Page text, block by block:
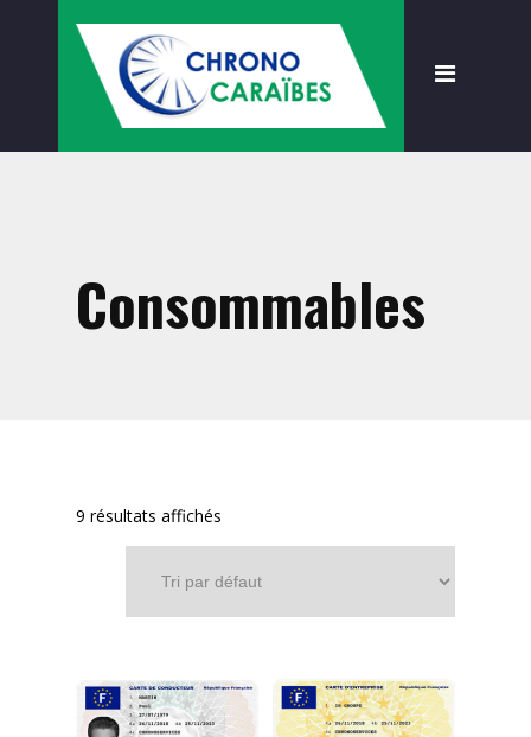
Présentation
Nouveautés
Mes démarches
Consommables
9 résultats affichés